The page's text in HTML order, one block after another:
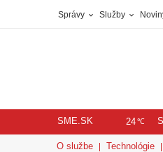
Správy Služby
SME.SK 24℃
O službe Technológie